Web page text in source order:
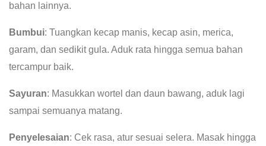
bahan lainnya.
Bumbui: Tuangkan kecap manis, kecap asin, merica,
garam, dan sedikit gula. Aduk rata hingga semua bahan
tercampur baik.
Sayuran: Masukkan wortel dan daun bawang, aduk lagi
sampai semuanya matang.
Penyelesaian: Cek rasa, atur sesuai selera. Masak hingga